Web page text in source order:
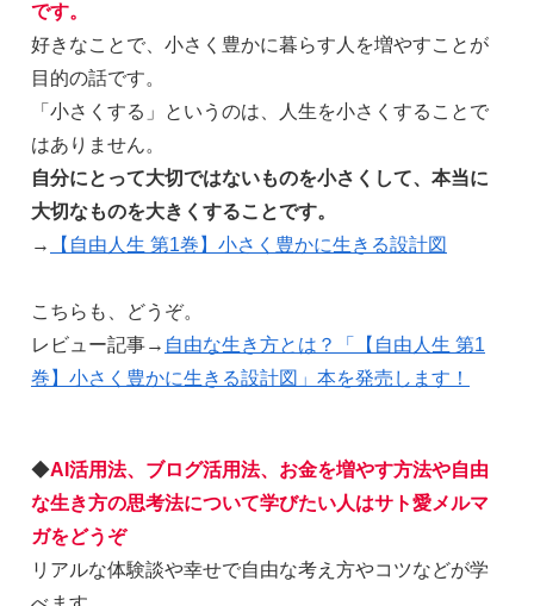
です。
好きなことで、小さく豊かに暮らす人を増やすことが
目的の話です。
「小さくする」というのは、人生を小さくすることで
はありません。
自分にとって大切ではないものを小さくして、本当に
大切なものを大きくすることです。
→
【自由人生 第1巻】小さく豊かに生きる設計図
こちらも、どうぞ。
レビュー記事→ 自由な生き方とは？「【自由人生 第1
巻】小さく豊かに生きる設計図」本を発売します！
◆AI活用法、ブログ活用法、お金を増やす方法や自由
な生き方の思考法について学びたい人はサト愛メルマ
ガをどうぞ
リアルな体験談や幸せで自由な考え方やコツなどが学